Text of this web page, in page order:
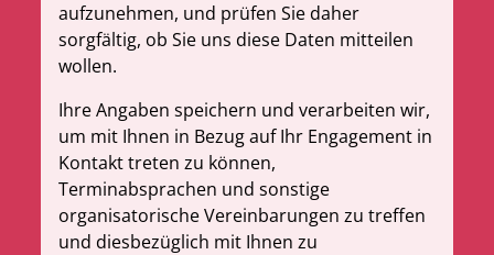
aufzunehmen, und prüfen Sie daher
sorgfältig, ob Sie uns diese Daten mitteilen
wollen.
Ihre Angaben speichern und verarbeiten wir,
um mit Ihnen in Bezug auf Ihr Engagement in
Kontakt treten zu können,
Terminabsprachen und sonstige
organisatorische Vereinbarungen zu treffen
und diesbezüglich mit Ihnen zu